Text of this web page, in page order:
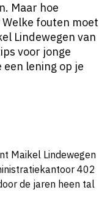
Maar hoe
fouten moet
Lindewegen van
voor jonge
lening op je
Maikel Lindewegen
402
de jaren heen tal